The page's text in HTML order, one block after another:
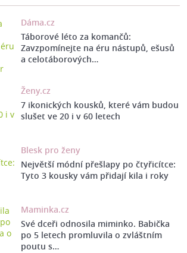
Dáma.cz
Táborové léto za komančů:
Zavzpomínejte na éru nástupů, ešusů
a celotáborových…
Ženy.cz
7 ikonických kousků, které vám budou
slušet ve 20 i v 60 letech
Blesk pro ženy
Největší módní přešlapy po čtyřicítce:
Tyto 3 kousky vám přidají kila i roky
Maminka.cz
Své dceři odnosila miminko. Babička
po 5 letech promluvila o zvláštním
poutu s…